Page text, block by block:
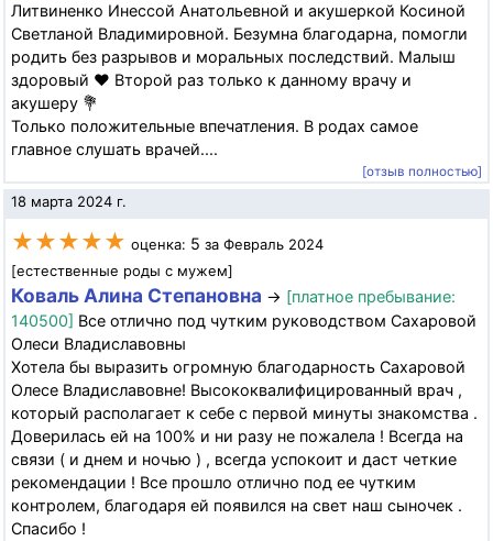
Литвиненко Инессой Анатольевной и акушеркой Косиной
Светланой Владимировной. Безумна благодарна, помогли
родить без разрывов и моральных последствий. Малыш
здоровый ❤️ Второй раз только к данному врачу и
акушеру 💐
Только положительные впечатления. В родах самое
главное слушать врачей....
[отзыв полностью]
18 марта 2024 г.
★★★★★ оценка: 5 за Февраль 2024
[естественные роды с мужем]
Коваль Алина Степановна → [платное пребывание:
140500] Все отлично под чутким руководством Сахаровой
Олеси Владиславовны
Хотела бы выразить огромную благодарность Сахаровой
Олесе Владиславовне! Высококвалифицированный врач ,
который располагает к себе с первой минуты знакомства .
Доверилась ей на 100% и ни разу не пожалела ! Всегда на
связи ( и днем и ночью ) , всегда успокоит и даст четкие
рекомендации ! Все прошло отлично под ее чутким
контролем, благодаря ей появился на свет наш сыночек .
Спасибо !